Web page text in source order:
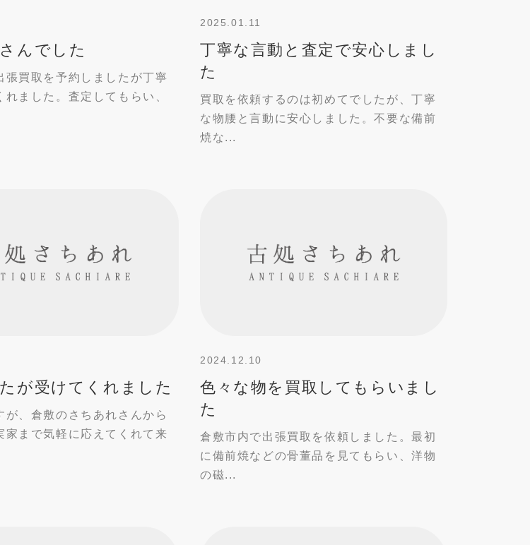
んでした
張買取を予約しましたが丁寧
れました。査定してもらい、
2025.01.11
丁寧な言動と査定で安心しまし
た
買取を依頼するのは初めてでしたが、丁寧
な物腰と言動に安心しました。不要な備前
焼な...
が受けてくれました
が、倉敷のさちあれさんから
家まで気軽に応えてくれて来
2024.12.10
色々な物を買取してもらいまし
た
倉敷市内で出張買取を依頼しました。最初
に備前焼などの骨董品を見てもらい、洋物
の磁...